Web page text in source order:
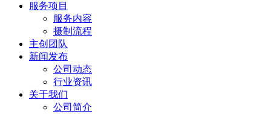
服务项目
服务内容
摄制流程
主创团队
新闻发布
公司动态
行业资讯
关于我们
公司简介